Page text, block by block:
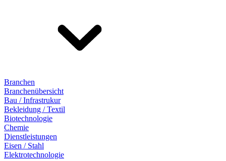
Branchen
Branchenübersicht
Bau / Infrastrukur
Bekleidung / Textil
Biotechnologie
Chemie
Dienstleistungen
Eisen / Stahl
Elektrotechnologie